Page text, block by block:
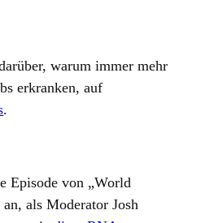
warum immer mehr
erkranken, auf
.
Episode von „World
als Moderator Josh